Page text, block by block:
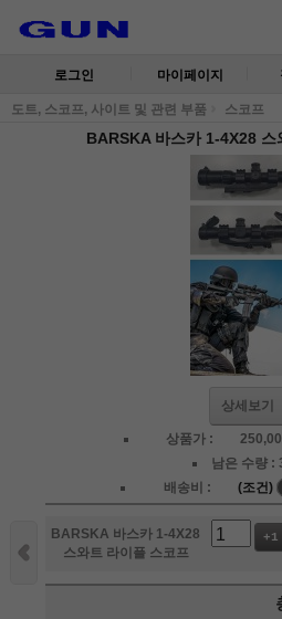
로그인 마이페이지
도트, 스코프, 사이트 및 관련 부품 스코프
BARSKA 바스카 1-4X28 스
상세보기
상품가 :
남은 수량 :
배송비 :
(조건)
BARSKA 바스카 1-4X28
스와트 라이플 스코프
+1